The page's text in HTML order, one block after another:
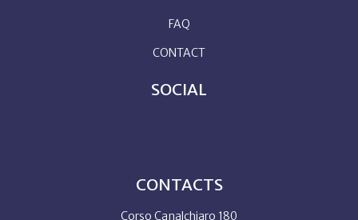
FAQ
CONTACT
SOCIAL
CONTACTS
Corso Canalchiaro 180